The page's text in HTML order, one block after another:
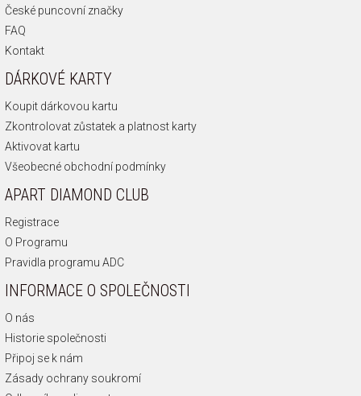
České puncovní značky
FAQ
Kontakt
DÁRKOVÉ KARTY
Koupit dárkovou kartu
Zkontrolovat zůstatek a platnost karty
Aktivovat kartu
Všeobecné obchodní podmínky
APART DIAMOND CLUB
Registrace
O Programu
Pravidla programu ADC
INFORMACE O SPOLEČNOSTI
O nás
Historie společnosti
Připoj se k nám
Zásady ochrany soukromí